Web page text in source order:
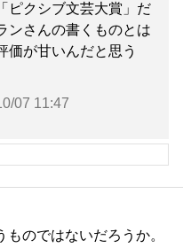
ピクシブ文芸大賞」だ
ンさんの書くものとは
価が甘いんだと思う
07 11:47
のではないだろうか。